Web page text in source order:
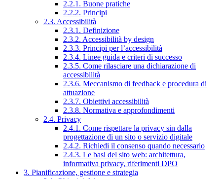
2.2.1. Buone pratiche
2.2.2. Principi
2.3. Accessibilità
2.3.1. Definizione
2.3.2. Accessibilità by design
2.3.3. Principi per l’accessibilità
2.3.4. Linee guida e criteri di successo
2.3.5. Come rilasciare una dichiarazione di
accessibilità
2.3.6. Meccanismo di feedback e procedura di
attuazione
2.3.7. Obiettivi accessibilità
2.3.8. Normativa e approfondimenti
2.4. Privacy
2.4.1. Come rispettare la privacy sin dalla
progettazione di un sito o servizio digitale
2.4.2. Richiedi il consenso quando necessario
2.4.3. Le basi del sito web: architettura,
informativa privacy, riferimenti DPO
3. Pianificazione, gestione e strategia